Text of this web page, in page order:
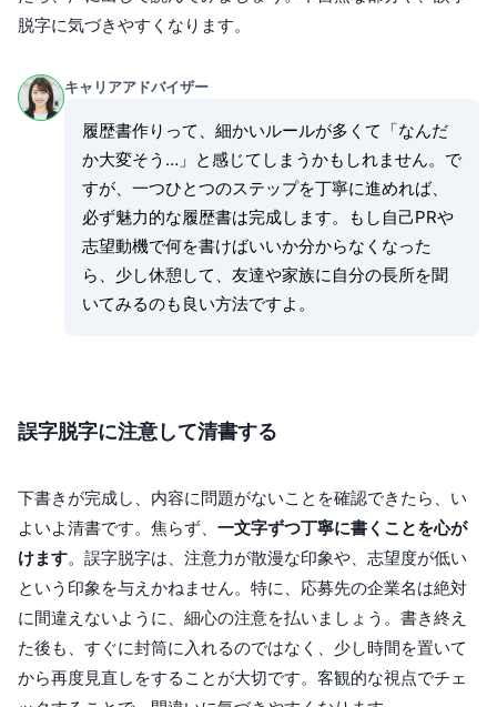
脱字に気づきやすくなります。
キャリアアドバイザー
履歴書作りって、細かいルールが多くて「なんだ
か大変そう…」と感じてしまうかもしれません。で
すが、一つひとつのステップを丁寧に進めれば、
必ず魅力的な履歴書は完成します。もし自己PRや
志望動機で何を書けばいいか分からなくなった
ら、少し休憩して、友達や家族に自分の長所を聞
いてみるのも良い方法ですよ。
誤字脱字に注意して清書する
下書きが完成し、内容に問題がないことを確認できたら、い
よいよ清書です。焦らず、 一文字ずつ丁寧に書くことを心が
けます。誤字脱字は、注意力が散漫な印象や、志望度が低い
という印象を与えかねません。特に、応募先の企業名は絶対
に間違えないように、細心の注意を払いましょう。書き終え
た後も、すぐに封筒に入れるのではなく、少し時間を置いて
から再度見直しをすることが大切です。客観的な視点でチェ